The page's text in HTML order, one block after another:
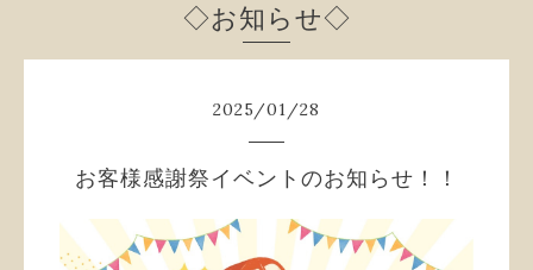
◇お知らせ◇
2025/01/28
お客様感謝祭イベントのお知らせ！！